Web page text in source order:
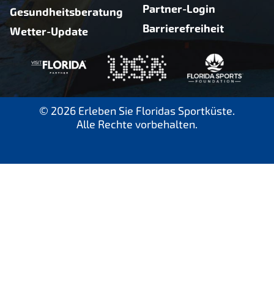
Gesundheitsberatung
Wetter-Update
Partner-Login
Barrierefreiheit
© 2026 Erleben Sie Floridas Sportküste.
Alle Rechte vorbehalten.